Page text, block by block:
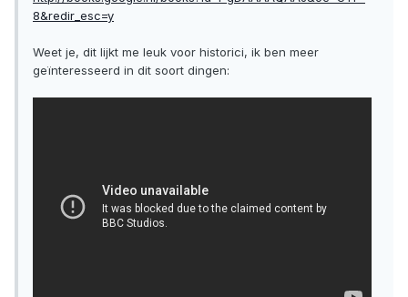
8&redir_esc=y
Weet je, dit lijkt me leuk voor historici, ik ben meer
geïnteresseerd in dit soort dingen: